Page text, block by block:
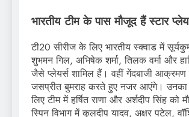
भारतीय टीम के पास मौजूद हैं स्टार
टी20 सीरीज के लिए भारतीय स्क्वाड में
शुभमन गिल, अभिषेक शर्मा, तिलक वर्मा और
जैसे प्लेयर्स शामिल हैं। वहीं गेंदबाजी आक्रमण
जसप्रीत बुमराह करते हुए नजर आएंगे।
लिए टीम में हर्षित राणा और अर्शदीप सिंह को
स्पिन विभाग में कुलदीप यादव, अक्षर पटेल,